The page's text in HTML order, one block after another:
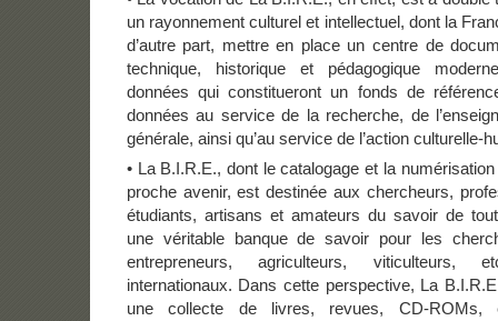
un rayonnement culturel et intellectuel, dont la
d’autre part, mettre en place un centre de
technique, historique et pédagogique
données qui constitueront un fonds de
données au service de la recherche, de
générale, ainsi qu’au service de l’action culturelle-
• La B.I.R.E., dont le catalogage et la
proche avenir, est destinée aux chercheurs,
étudiants, artisans et amateurs du savoir de
une véritable banque de savoir pour les
entrepreneurs, agriculteurs, viticulteurs,
internationaux. Dans cette perspective, La
une collecte de livres, revues, CD-ROMs,